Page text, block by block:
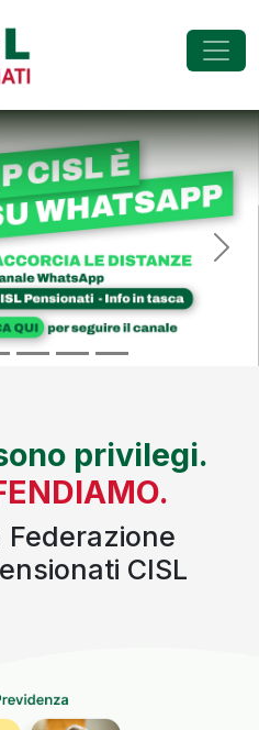
FNP - Federazione
Next
privilegi.
Federazione
CISL